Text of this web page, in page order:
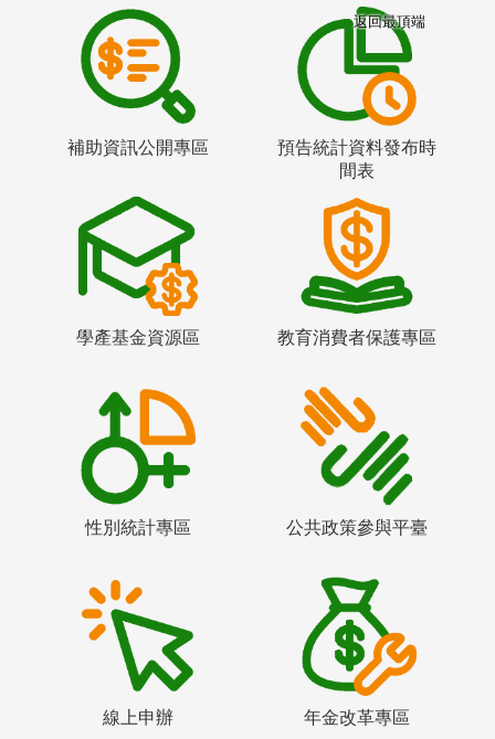
補助資訊公開專區
預告統計資料發布時
間表
學產基金資源區 教育消費者保護專區
性別統計專區 公共政策參與平臺
線上申辦 年金改革專區
返回最頂端